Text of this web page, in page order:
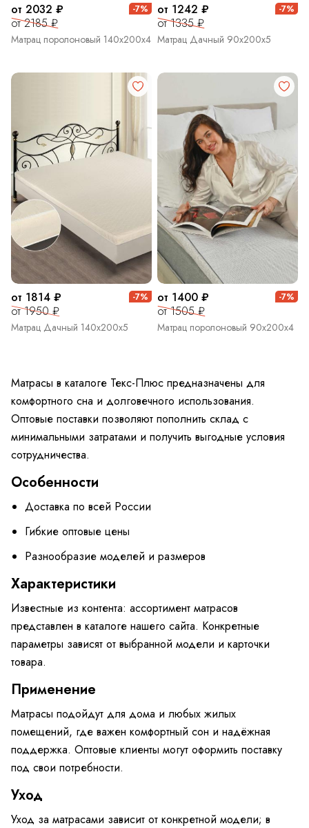
от 2032 ₽
от 2185 ₽
-7%
Матрац поролоновый 140х200х4
от 1242 ₽
от 1335 ₽
-7%
Матрац Дачный 90х200х5
от 1814 ₽
от 1950 ₽
-7%
Матрац Дачный 140х200х5
от 1400 ₽
от 1505 ₽
-7%
Матрац поролоновый 90х200х4
Матрасы в каталоге Текс-Плюс предназначены для
комфортного сна и долговечного использования.
Оптовые поставки позволяют пополнить склад с
минимальными затратами и получить выгодные условия
сотрудничества.
Особенности
Доставка по всей России
Гибкие оптовые цены
Разнообразие моделей и размеров
Характеристики
Известные из контента: ассортимент матрасов
представлен в каталоге нашего сайта. Конкретные
параметры зависят от выбранной модели и карточки
товара.
Применение
Матрасы подойдут для дома и любых жилых
помещений, где важен комфортный сон и надёжная
поддержка. Оптовые клиенты могут оформить поставку
под свои потребности.
Уход
Уход за матрасами зависит от конкретной модели; в